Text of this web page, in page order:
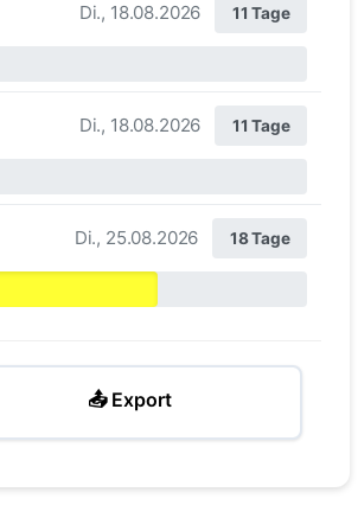
Di., 18.08.2026 11 Tage
Di., 18.08.2026 11 Tage
Di., 25.08.2026 18 Tage
📤 Export